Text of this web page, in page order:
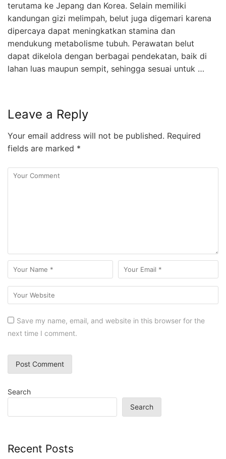
terutama ke Jepang dan Korea. Selain memiliki
kandungan gizi melimpah, belut juga digemari karena
dipercaya dapat meningkatkan stamina dan
mendukung metabolisme tubuh. Perawatan belut
dapat dikelola dengan berbagai pendekatan, baik di
lahan luas maupun sempit, sehingga sesuai untuk …
Leave a Reply
Your email address will not be published. Required
fields are marked *
Save my name, email, and website in this browser for the
next time I comment.
Search
Search
Recent Posts